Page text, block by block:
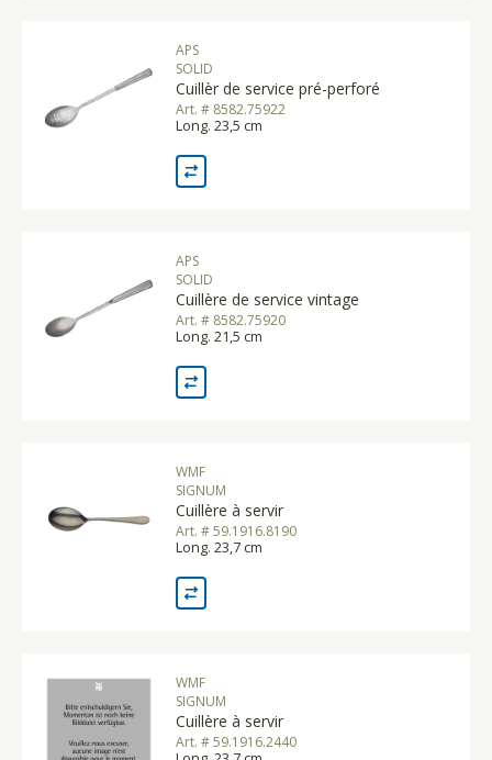
APS
SOLID
Cuillèr de service pré-perforé
Art. # 8582.75922
Long. 23,5 cm
APS
SOLID
Cuillère de service vintage
Art. # 8582.75920
Long. 21,5 cm
WMF
SIGNUM
Cuillère à servir
Art. # 59.1916.8190
Long. 23,7 cm
WMF
SIGNUM
Cuillère à servir
Art. # 59.1916.2440